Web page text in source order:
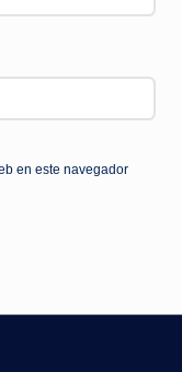
en este navegador